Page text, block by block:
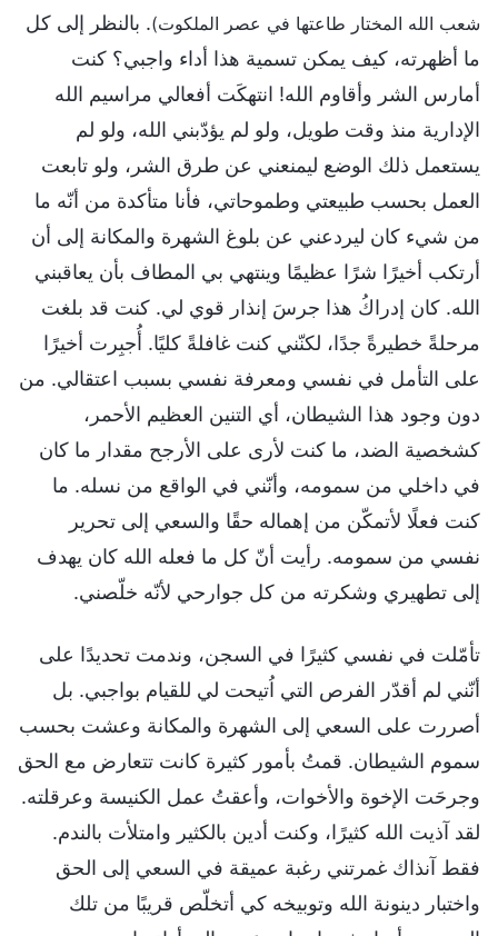
شعب الله المختار طاعتها في عصر الملكوت). بالنظر إلى كل
ما أظهرته، كيف يمكن تسمية هذا أداء واجبي؟ كنت
أمارس الشر وأقاوم الله! انتهكَت أفعالي مراسيم الله
الإدارية منذ وقت طويل، ولو لم يؤدّبني الله، ولو لم
يستعمل ذلك الوضع ليمنعني عن طرق الشر، ولو تابعت
العمل بحسب طبيعتي وطموحاتي، فأنا متأكدة من أنّه ما
من شيء كان ليردعني عن بلوغ الشهرة والمكانة إلى أن
أرتكب أخيرًا شرًا عظيمًا وينتهي بي المطاف بأن يعاقبني
الله. كان إدراكُ هذا جرسَ إنذار قوي لي. كنت قد بلغت
مرحلةً خطيرةً جدًا، لكنّني كنت غافلةً كليًا. أُجبِرت أخيرًا
على التأمل في نفسي ومعرفة نفسي بسبب اعتقالي. من
دون وجود هذا الشيطان، أي التنين العظيم الأحمر،
كشخصية الضد، ما كنت لأرى على الأرجح مقدار ما كان
في داخلي من سمومه، وأنّني في الواقع من نسله. ما
كنت فعلًا لأتمكّن من إهماله حقًا والسعي إلى تحرير
نفسي من سمومه. رأيت أنّ كل ما فعله الله كان يهدف
إلى تطهيري وشكرته من كل جوارحي لأنّه خلّصني.
تأمّلت في نفسي كثيرًا في السجن، وندمت تحديدًا على
أنّني لم أقدّر الفرص التي اُتيحت لي للقيام بواجبي. بل
أصررت على السعي إلى الشهرة والمكانة وعشت بحسب
سموم الشيطان. قمتُ بأمور كثيرة كانت تتعارض مع الحق
وجرحَت الإخوة والأخوات، وأعقتُ عمل الكنيسة وعرقلته.
لقد آذيت الله كثيرًا، وكنت أدين بالكثير وامتلأت بالندم.
فقط آنذاك غمرتني رغبة عميقة في السعي إلى الحق
واختبار دينونة الله وتوبيخه كي أتخلّص قريبًا من تلك